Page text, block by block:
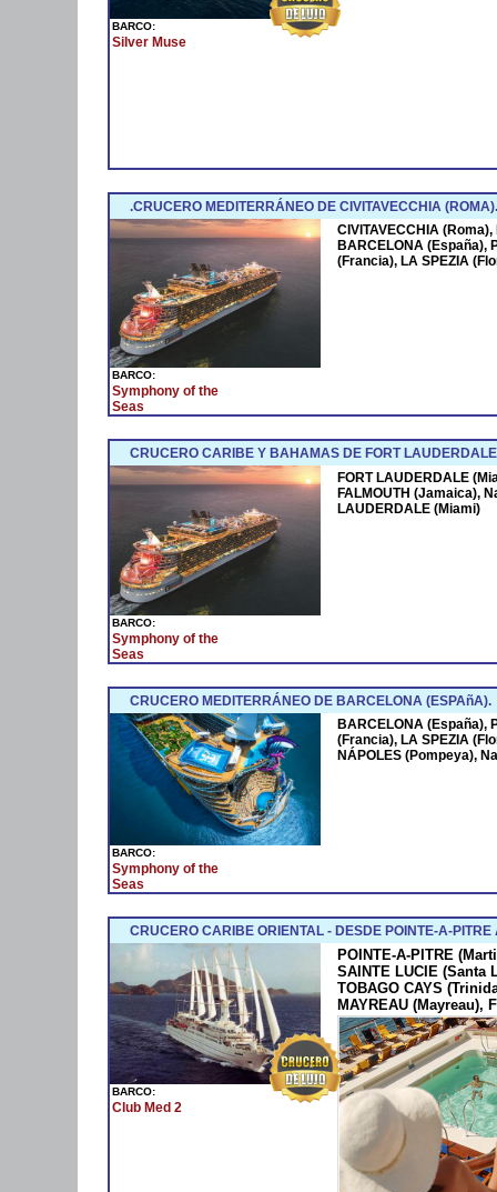
BARCO:
Silver Muse
.CRUCERO MEDITERRÁNEO DE CIVITAVECCHIA (ROMA).
BARCO:
Symphony of the
Seas
CIVITAVECCHIA
BARCELONA (España),
(Francia), LA SPEZIA
CRUCERO CARIBE Y BAHAMAS DE FORT
BARCO:
Symphony of the
Seas
FORT LAUDERDALE
FALMOUTH (Jamaica),
LAUDERDALE (Miami)
CRUCERO MEDITERRÁNEO DE BARCELONA (ESPAñA).
BARCO:
Symphony of the
Seas
BARCELONA (España),
(Francia), LA SPEZIA
NÁPOLES (Pompeya),
CRUCERO CARIBE ORIENTAL - DESDE POINTE-A-PITRE
BARCO:
Club Med 2
POINTE-A-PITRE
SAINTE LUCIE (Santa
TOBAGO CAYS
MAYREAU (Mayreau),